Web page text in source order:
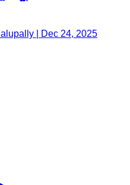
| Dec 24, 2025